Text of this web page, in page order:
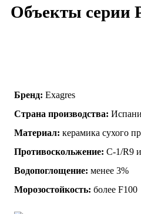
Объекты серии
Бренд: Exagres
Страна производства:
Материал: керамика сухого
Противоскольжение: C-1/R9
Водопоглощение: менее 3%
Морозостойкость: более F100